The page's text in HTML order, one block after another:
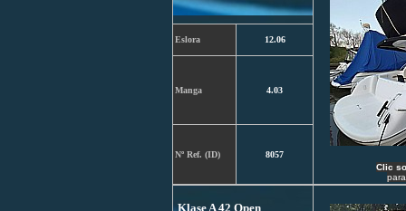
Clic
para
Eslora 12.06
Manga 4.03
Nº Ref. (ID) 8057
Klase A 42 Open